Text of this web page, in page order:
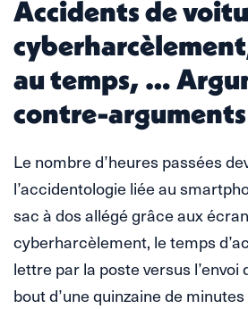
Accidents de
au temps, …
contre-arguments
Le nombre d’heures passées
l’accidentologie liée au
sac à dos allégé grâce aux
cyberharcèlement, le temps
lettre par la poste versus l’envoi
bout d’une quinzaine de